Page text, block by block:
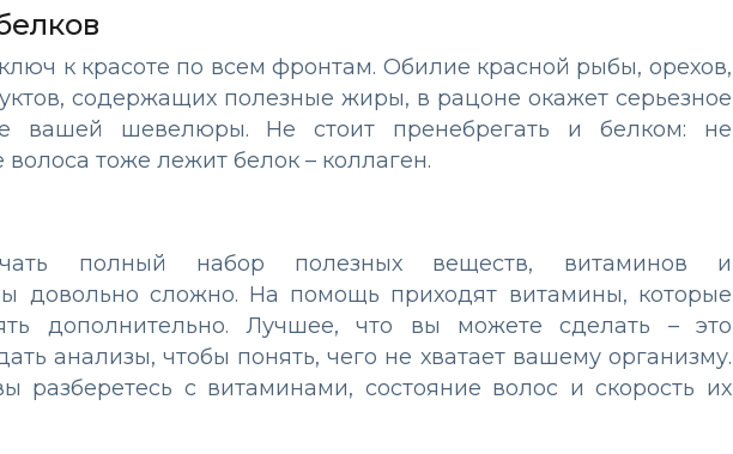
к красоте по всем фронтам. Обилие красной рыбы, орехов,
содержащих полезные жиры, в рацоне окажет серьезное
вашей шевелюры. Не стоит пренебрегать и белком: не
волоса тоже лежит белок – коллаген.
полный набор полезных веществ, витаминов и
довольно сложно. На помощь приходят витамины, которые
дополнительно. Лучшее, что вы можете сделать – это
анализы, чтобы понять, чего не хватает вашему организму.
разберетесь с витаминами, состояние волос и скорость их